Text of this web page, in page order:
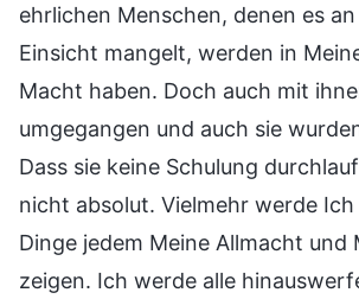
ehrlichen Menschen, denen es
Einsicht mangelt, werden in
Macht haben. Doch auch mit
umgegangen und auch sie
Dass sie keine Schulung
nicht absolut. Vielmehr werde
Dinge jedem Meine Allmacht und
zeigen. Ich werde alle